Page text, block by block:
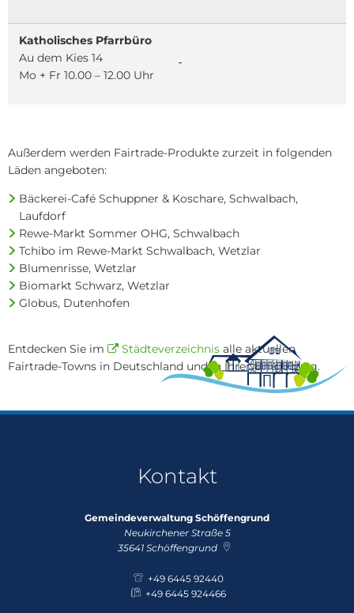
Katholisches Pfarrbüro
Au dem Kies 14
Mo + Fr 10.00 – 12.00 Uhr
Außerdem werden Fairtrade-Produkte zurzeit in folgenden
Läden angeboten:
Bäckerei-Café Schuppner & Koschare, Schwalbach,
Laufdorf
Rewe-Markt Sommer OHG, Schwalbach
Tchibo im Rewe-Markt Schwalbach, Wetzlar
Blumenrisse, Wetzlar
Biomarkt Schwarz, Wetzlar
Globus, Dutenhofen
Entdecken Sie im Städteverzeichnisalle aktuellen
Fairtrade-Towns in Deutschland und in Ihrer Umgebung.
Kontakt
Gemeindeverwaltung Schöffengrund
Neukirchener Straße 5
35641 Schöffengrund
+49 6445 92440
+49 6445 924466